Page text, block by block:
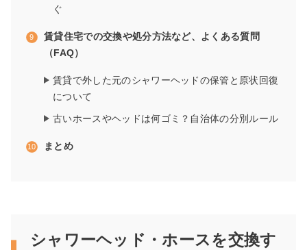
ぐ
賃貸住宅での交換や処分方法など、よくある質問
（FAQ）
賃貸で外した元のシャワーヘッドの保管と原状回復
について
古いホースやヘッドは何ゴミ？自治体の分別ルール
まとめ
シャワーヘッド・ホースを交換す